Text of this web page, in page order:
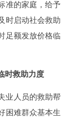
准的家庭，给予
时启动社会救助
足额发放价格临
时救助力度
业人员的救助帮
困难群众基本生